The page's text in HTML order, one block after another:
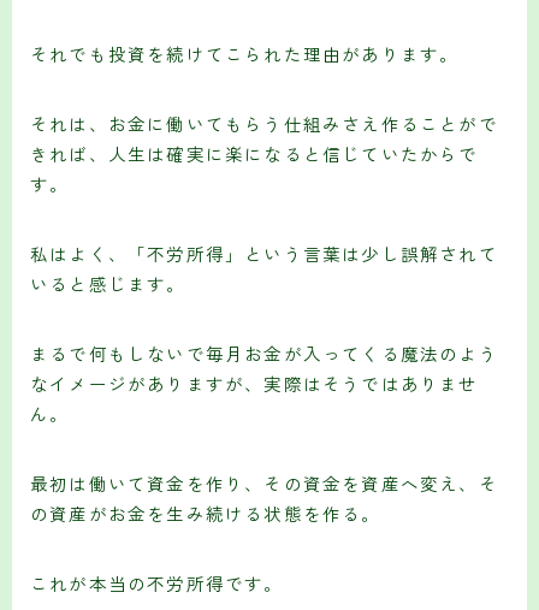
それでも投資を続けてこられた理由があります。
それは、お金に働いてもらう仕組みさえ作ることがで
きれば、人生は確実に楽になると信じていたからで
す。
私はよく、「不労所得」という言葉は少し誤解されて
いると感じます。
まるで何もしないで毎月お金が入ってくる魔法のよう
なイメージがありますが、実際はそうではありませ
ん。
最初は働いて資金を作り、その資金を資産へ変え、そ
の資産がお金を生み続ける状態を作る。
これが本当の不労所得です。